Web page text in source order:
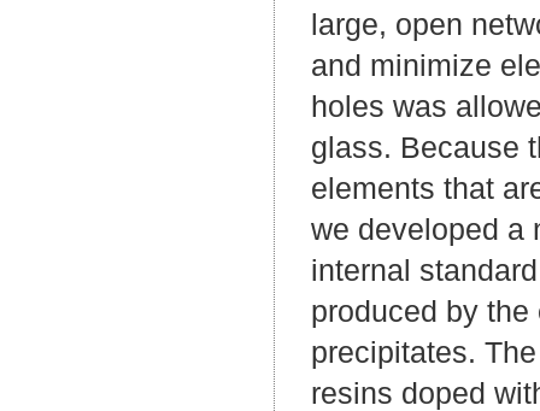
large, open
and minimize
holes was
glass. Because
elements that
we developed a
internal
produced by
precipitates.
resins doped